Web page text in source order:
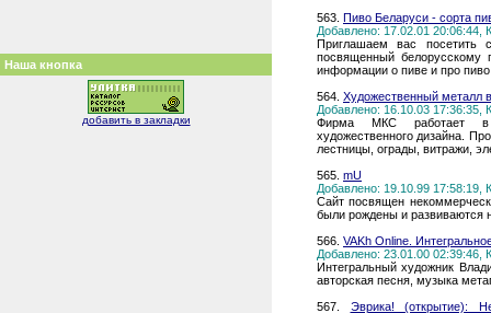
Наша кнопка
добавить в закладки
563. Пиво Беларуси - сорта
Добавлено: 17.02.01 20:06:44,
Приглашаем вас посетить
посвященный белорусскому
информации о пиве и про пиво
564. Художественный металл
Добавлено: 16.10.03 17:36:35,
Фирма МКС работает в
художественного дизайна.
лестницы, ограды, витражи,
565. mU
Добавлено: 19.10.99 17:58:19,
Cайт посвящен
были рождены и развиваются
566. VAKh Online.
Добавлено: 23.01.00 02:39:46,
Интегральный художник
авторская песня, музыка
567. Эврика! (открытие):